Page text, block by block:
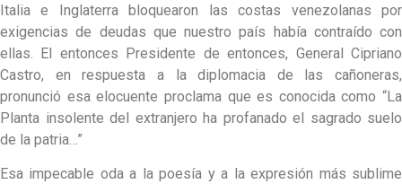
Italia e Inglaterra bloquearon las costas venezolanas por
exigencias de deudas que nuestro país había contraído con
ellas. El entonces Presidente de entonces, General Cipriano
Castro, en respuesta a la diplomacia de las cañoneras,
pronunció esa elocuente proclama que es conocida como “La
Planta insolente del extranjero ha profanado el sagrado suelo
de la patria…”
Esa impecable oda a la poesía y a la expresión más sublime